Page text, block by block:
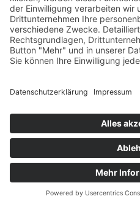
© 2025 bsi
|Kontakt |Impressum